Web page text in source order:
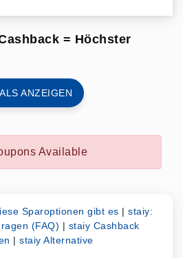
= Höchster
ANZEIGEN
Available
Sparoptionen gibt es | staiy:
(FAQ) | staiy Cashback
| staiy Alternative